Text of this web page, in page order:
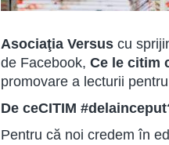
Asociaţia Versus cu
de Facebook, Ce le citim
promovare a lecturii
De ceCITIM
Pentru că noi credem în